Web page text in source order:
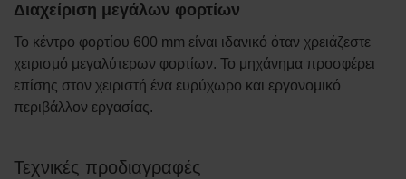
Διαχείριση μεγάλων φορτίων
Το κέντρο φορτίου 600 mm είναι ιδανικό όταν χρειάζεστε
χειρισμό μεγαλύτερων φορτίων. Το μηχάνημα προσφέρει
επίσης στον χειριστή ένα ευρύχωρο και εργονομικό
περιβάλλον εργασίας.
Τεχνικές προδιαγραφές